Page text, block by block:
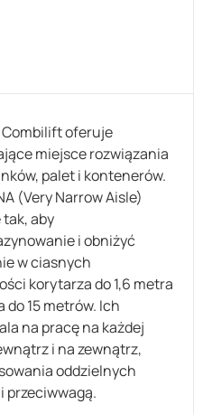
oferuje
miejsce rozwiązania
palet i kontenerów.
(Very Narrow Aisle)
aby
i obniżyć
w ciasnych
korytarza do 1,6 metra
do 15 metrów. Ich
na pracę na każdej
i na zewnątrz,
oddzielnych
przeciwwagą.